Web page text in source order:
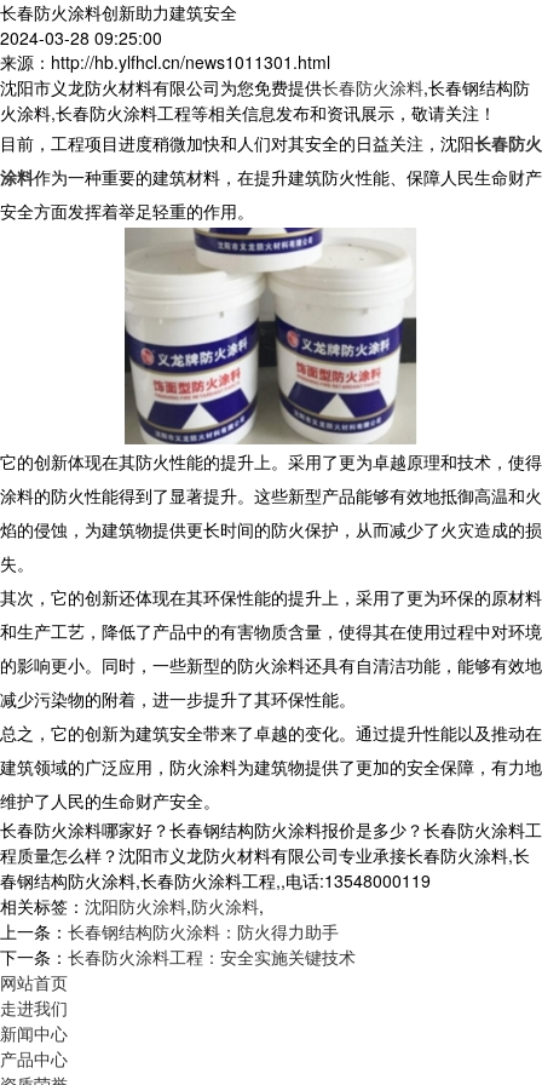
长春防火涂料创新助力建筑安全
2024-03-28 09:25:00
来源：http://hb.ylfhcl.cn/news1011301.html
沈阳市义龙防火材料有限公司为您免费提供长春防火涂料,长春钢结构防
火涂料,长春防火涂料工程等相关信息发布和资讯展示，敬请关注！
目前，工程项目进度稍微加快和人们对其安全的日益关注，沈阳长春防火
涂料作为一种重要的建筑材料，在提升建筑防火性能、保障人民生命财产
安全方面发挥着举足轻重的作用。
它的创新体现在其防火性能的提升上。采用了更为卓越原理和技术，使得
涂料的防火性能得到了显著提升。这些新型产品能够有效地抵御高温和火
焰的侵蚀，为建筑物提供更长时间的防火保护，从而减少了火灾造成的损
失。
其次，它的创新还体现在其环保性能的提升上，采用了更为环保的原材料
和生产工艺，降低了产品中的有害物质含量，使得其在使用过程中对环境
的影响更小。同时，一些新型的防火涂料还具有自清洁功能，能够有效地
减少污染物的附着，进一步提升了其环保性能。
总之，它的创新为建筑安全带来了卓越的变化。通过提升性能以及推动在
建筑领域的广泛应用，防火涂料为建筑物提供了更加的安全保障，有力地
维护了人民的生命财产安全。
长春防火涂料哪家好？长春钢结构防火涂料报价是多少？长春防火涂料工
程质量怎么样？沈阳市义龙防火材料有限公司专业承接长春防火涂料,长
春钢结构防火涂料,长春防火涂料工程,,电话:13548000119
相关标签： 沈阳防火涂料,防火涂料,
上一条： 长春钢结构防火涂料：防火得力助手
下一条： 长春防火涂料工程：安全实施关键技术
网站首页
走进我们
新闻中心
产品中心